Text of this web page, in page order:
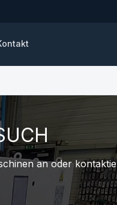
an oder